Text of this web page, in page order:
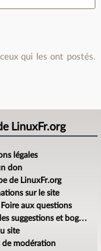
qui les ont postés.
LinuxFr.org
légales
don
de LinuxFr.org
sur le site
aux questions
suggestions et bogues
site
de modération